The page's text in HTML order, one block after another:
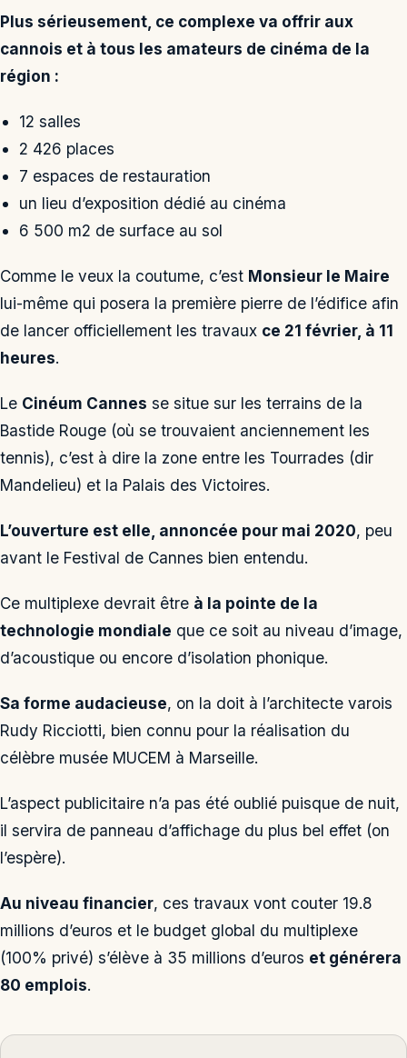
Plus sérieusement, ce complexe va offrir aux
cannois et à tous les amateurs de cinéma de la
région :
12 salles
2 426 places
7 espaces de restauration
un lieu d’exposition dédié au cinéma
6 500 m2 de surface au sol
Comme le veux la coutume, c’est Monsieur le Maire
lui-même qui posera la première pierre de l’édifice afin
de lancer officiellement les travaux ce 21 février, à 11
heures.
Le Cinéum Cannes se situe sur les terrains de la
Bastide Rouge (où se trouvaient anciennement les
tennis), c’est à dire la zone entre les Tourrades (dir
Mandelieu) et la Palais des Victoires.
L’ouverture est elle, annoncée pour mai 2020, peu
avant le Festival de Cannes bien entendu.
Ce multiplexe devrait être à la pointe de la
technologie mondiale que ce soit au niveau d’image,
d’acoustique ou encore d’isolation phonique.
Sa forme audacieuse, on la doit à l’architecte varois
Rudy Ricciotti, bien connu pour la réalisation du
célèbre musée MUCEM à Marseille.
L’aspect publicitaire n’a pas été oublié puisque de nuit,
il servira de panneau d’affichage du plus bel effet (on
l’espère).
Au niveau financier, ces travaux vont couter 19.8
millions d’euros et le budget global du multiplexe
(100% privé) s’élève à 35 millions d’euros et générera
80 emplois.